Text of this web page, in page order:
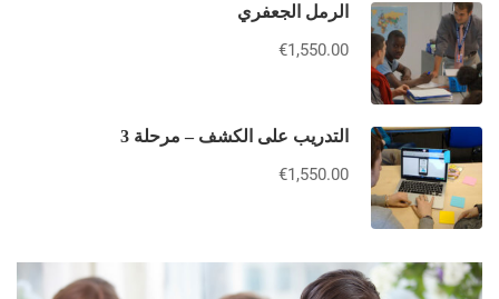
الرمل الجعفري
€1,550.00
التدريب على الكشف – مرحلة 3
€1,550.00